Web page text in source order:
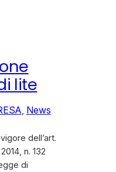
lite
News
dell’art.
n. 132
di